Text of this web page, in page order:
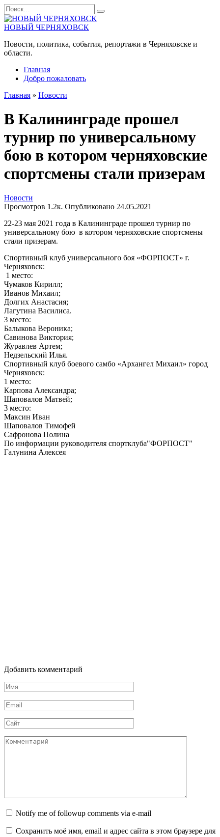
Перейти
к
содержанию
Search
for:
НОВЫЙ ЧЕРНЯХОВСК
Новости, политика, события, репортажи в Черняховске и
области.
Главная
Добро пожаловать
Главная » Новости
В Калининграде прошел
турнир по универсальному
бою в котором черняховские
спортсмены стали призерам
Новости
Просмотров 1.2к. Опубликовано 24.05.2021
22-23 мая 2021 года в Калининграде прошел турнир по
универсальному бою в котором черняховские спортсмены
стали призерам.
Спортивный клуб универсального боя «ФОРПОСТ» г.
Черняховск:
1 место:
Чумаков Кирилл;
Иванов Михаил;
Долгих Анастасия;
Лагутина Василиса.
3 место:
Балыкова Вероника;
Савинова Виктория;
Журавлев Артем;
Недзельский Илья.
Спортивный клуб боевого самбо «Архангел Михаил» город
Черняховск:
1 место:
Карпова Александра;
Шаповалов Матвей;
3 место:
Максин Иван
Шаповалов Тимофей
Сафронова Полина
По информации руководителя спортклуба"ФОРПОСТ"
Галунина Алексея
Добавить комментарий
Имя
Email
Сайт
Комментарий
Notify me of followup comments via e-mail
Сохранить моё имя, email и адрес сайта в этом браузере для